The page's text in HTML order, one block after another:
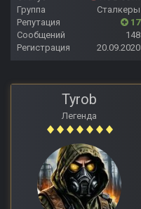
Группа
Сталкеры
Репутация
17
Сообщений
148
Регистрация
20.09.2020
Tyrob
Легенда